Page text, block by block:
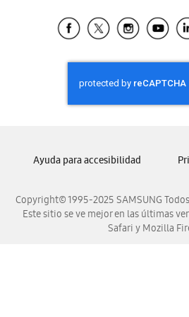
Samsung
Samsung El
Samsung
Samsung
Samsung
Samsung
Copyright© 1995-2025 SAMSUNG
Este sitio se ve mejor en las últimas
Safari y Mozilla
Ayuda para accesibilidad